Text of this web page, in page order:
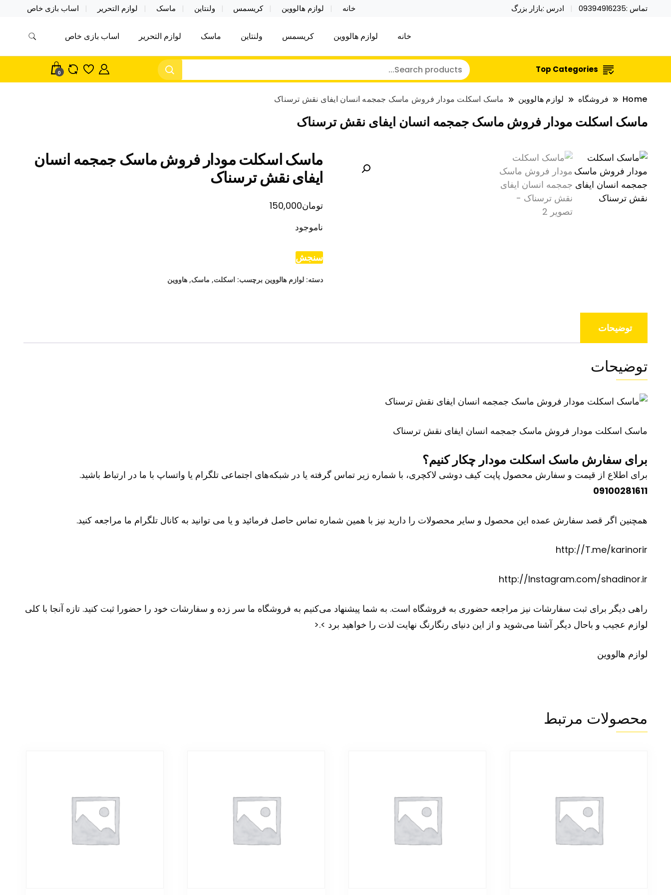
تماس :09394916235 ادرس :بازار بزرگ خانه لوازم هالووین کریسمس ولنتاین ماسک لوازم التحریر اساب بازی خاص
نایکر توی فروش عمده لوازم هالووین ولن تاین کادویی کریسمس اکسسوری ماسک
خرید محصولات خاص فیجت اسباب بازی تراول ماگ نایکر توی فروش عمده لوازم هالووین ولن تاین کادویی کریسمس اکسسوری ماسک در واردات مستقیم
خانه لوازم هالووین کریسمس ولنتاین ماسک لوازم التحریر اساب بازی خاص
Top Categories
0
Home فروشگاه لوازم هالووین ماسک اسکلت مودار فروش ماسک جمجمه انسان ایفای نقش ترسناک
ماسک اسکلت مودار فروش ماسک جمجمه انسان ایفای نقش ترسناک
ماسک اسکلت مودار فروش ماسک جمجمه انسان
ایفای نقش ترسناک
تومان150,000
ناموجود
سنجش
دسته: لوازم هالووین برچسب: اسکلت, ماسک, هاووین
توضیحات
توضیحات
ماسک اسکلت مودار فروش ماسک جمجمه انسان ایفای نقش ترسناک
برای سفارش ماسک اسکلت مودار چکار کنیم؟
برای اطلاع از قیمت و سفارش محصول پاپت کیف دوشی لاکچری، با شماره زیر تماس گرفته یا در شبکه‌های اجتماعی تلگرام یا واتساپ با ما در ارتباط باشید.
09100281611
همچنین اگر قصد سفارش عمده این محصول و سایر محصولات را دارید نیز با همین شماره تماس حاصل فرمائید و یا می توانید به کانال تلگرام ما مراجعه کنید.
http://T.me/karinorir
http://Instagram.com/shadinor.ir
راهی دیگر برای ثبت سفارشات نیز مراجعه حضوری به فروشگاه است. به شما پیشنهاد می‌کنیم به فروشگاه ما سر زده و سفارشات خود را حضورا ثبت کنید. تازه آنجا با کلی
لوازم عجیب و باحال دیگر آشنا می‌شوید و از این دنیای رنگارنگ نهایت لذت را خواهید برد >.<
لوازم هالووین
محصولات مرتبط